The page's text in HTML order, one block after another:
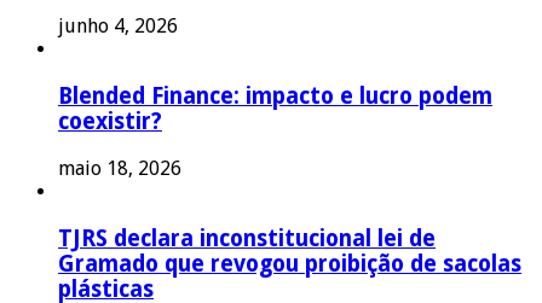
junho 4, 2026
Blended Finance: impacto e lucro podem
coexistir?
maio 18, 2026
TJRS declara inconstitucional lei de
Gramado que revogou proibição de sacolas
plásticas